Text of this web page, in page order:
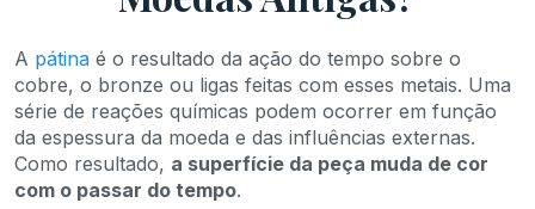
A pátina é o resultado da ação do tempo sobre o
cobre, o bronze ou ligas feitas com esses metais. Uma
série de reações químicas podem ocorrer em função
da espessura da moeda e das influências externas.
Como resultado, a superfície da peça muda de cor
com o passar do tempo.